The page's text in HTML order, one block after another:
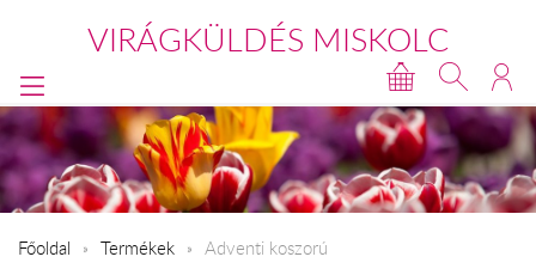
VIRÁGKÜLDÉS MISKOLC
Főoldal Termékek Adventi koszorú